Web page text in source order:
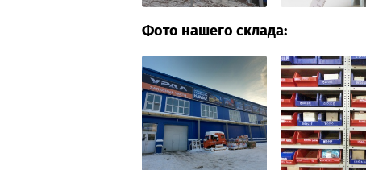
Фото нашего склада: